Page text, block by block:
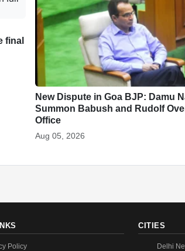
final
New Dispute in Goa BJP: Damu
Summon Babush and Rudolf
Office
Aug 05, 2026
Policy
CITIES
Delhi